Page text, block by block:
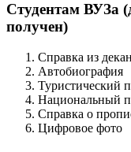
Студентам ВУЗа
получен)
Справка из
Автобиография
Туристический
Национальный
Справка о
Цифровое фото